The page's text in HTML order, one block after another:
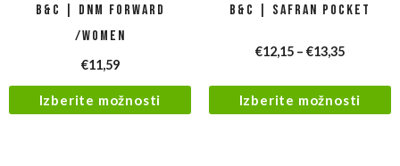
B&C | DNM Forward
/women
€11,59
Izberite možnosti
B&C | Safran Pocket
€12,15 – €13,35
Izberite možnosti